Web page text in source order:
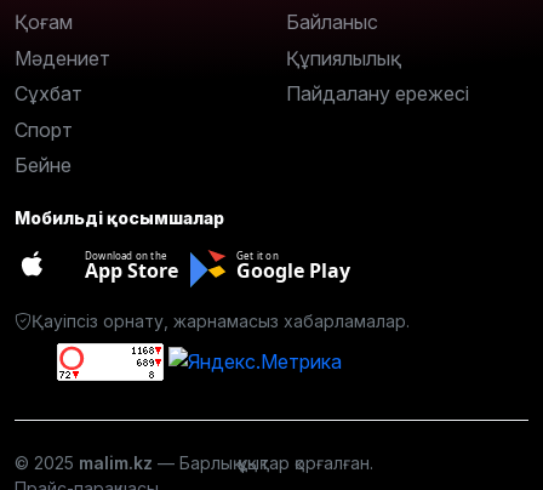
Қоғам
Мәдениет
Сұхбат
Спорт
Бейне
Байланыс
Құпиялылық
Пайдалану ережесі
Мобильді қосымшалар
Download on the
App Store
Get it on
Google Play
Қауіпсіз орнату, жарнамасыз хабарламалар.
© 2025 malim.kz — Барлық құқықтар қорғалған.